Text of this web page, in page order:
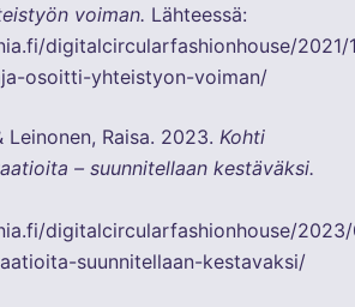
voiman. Lähteessä:
digitalcircularfashionhouse/2021/
osoitti-yhteistyon-voiman/
Leinonen, Raisa. 2023. Kohti
– suunnitellaan kestäväksi.
digitalcircularfashionhouse/
suunnitellaan-kestavaksi/